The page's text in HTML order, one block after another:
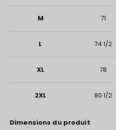
M 71
L 74 1/2
XL 78
2XL 80 1/2
Dimensions du produit